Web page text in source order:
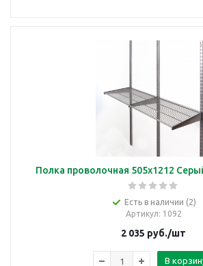
Есть в наличии (2)
Артикул: 1092
2 035 руб./шт
В